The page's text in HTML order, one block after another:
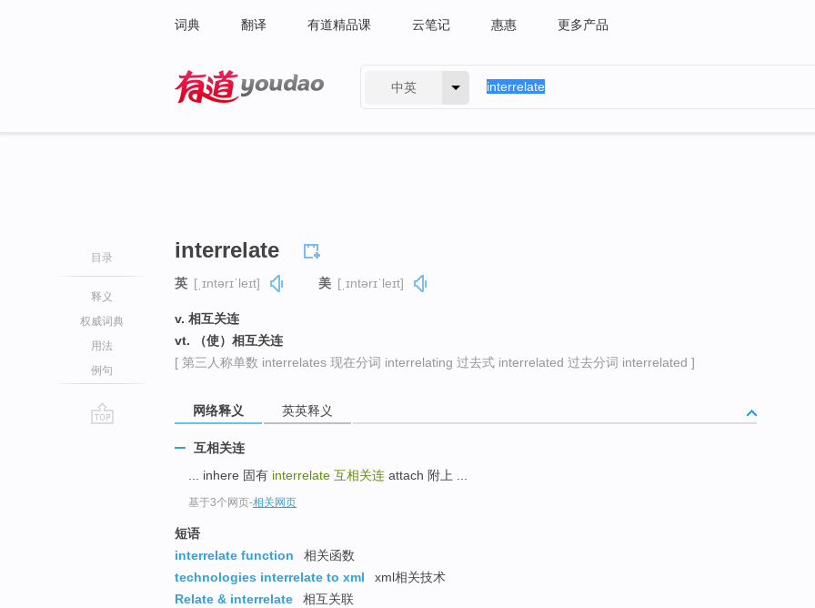
词典 翻译 有道精品课 云笔记 惠惠 更多产品
中英
目录
释义
权威词典
用法
例句
interrelate
英 [ˌɪntərɪˈleɪt] 美 [ˌɪntərɪˈleɪt]
v. 相互关连
vt. （使）相互关连
[ 第三人称单数 interrelates 现在分词 interrelating 过去式 interrelated 过去分词 interrelated ]
网络释义 英英释义
互相关连
... inhere 固有 interrelate 互相关连 attach 附上 ...
基于3个网页-相关网页
短语
interrelate function
相关函数
technologies interrelate to xml
xml相关技术
Relate & interrelate
相互关联